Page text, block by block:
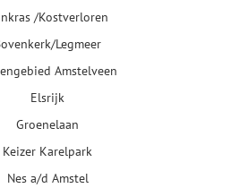
/Kostverloren
Legmeer
Amstelveen
Elsrijk
Groenelaan
Keizer Karelpark
Nes a/d Amstel